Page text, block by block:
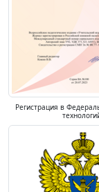
Регистрация в